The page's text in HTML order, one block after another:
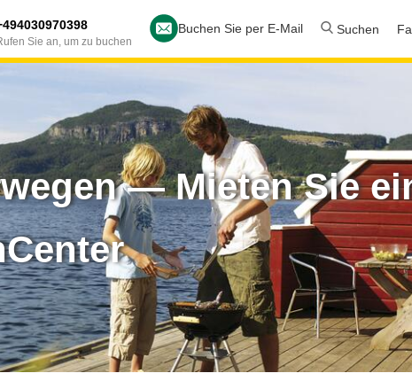
Sie an, um zu buchen
Buchen Sie per E-Mail Suchen
— Mieten Sie